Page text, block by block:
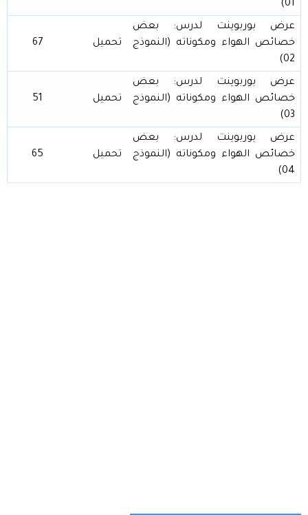
01)
عرض بوربوينت لدرس: بعض
خصائص الهواء ومكوناته (النموذج
02)
تحميل 67
عرض بوربوينت لدرس: بعض
خصائص الهواء ومكوناته (النموذج
03)
تحميل 51
عرض بوربوينت لدرس: بعض
خصائص الهواء ومكوناته (النموذج
04)
تحميل 65